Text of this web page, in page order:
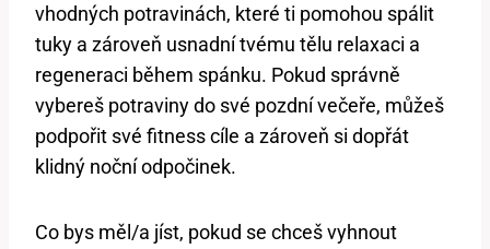
vhodných potravinách, které ti pomohou spálit
tuky a zároveň usnadní tvému tělu relaxaci a
regeneraci během spánku. Pokud správně
vybereš potraviny do své pozdní večeře, můžeš
podpořit své fitness cíle a zároveň si dopřát
klidný noční odpočinek.
Co bys měl/a jíst, pokud se chceš vyhnout